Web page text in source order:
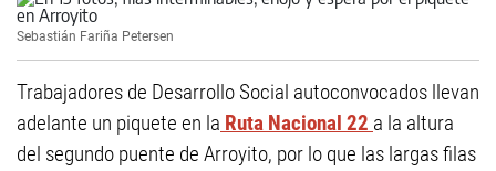
Sebastián Fariña Petersen
Trabajadores de Desarrollo Social autoconvocados llevan
adelante un piquete en la Ruta Nacional 22 a la altura
del segundo puente de Arroyito, por lo que las largas filas